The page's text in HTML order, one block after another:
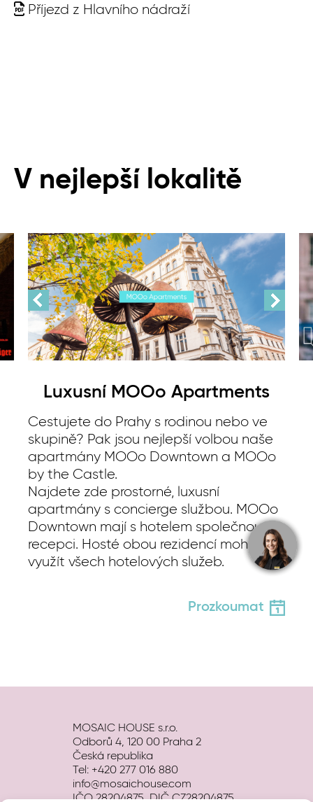
Příjezd z Hlavního nádraží
V nejlepší lokalitě
Luxusní MOOo Apartments
Cestujete do Prahy s rodinou nebo ve
skupině? Pak jsou nejlepší volbou naše
apartmány MOOo Downtown a MOOo
by the Castle.
Najdete zde prostorné, luxusní
apartmány s concierge službou. MOOo
Downtown mají s hotelem společnou
recepci. Hosté obou rezidencí mohou
využít všech hotelových služeb.
Prozkoumat
MOSAIC HOUSE s.r.o.
Odborů 4, 120 00 Praha 2
Česká republika
Tel: +420 277 016 880
info@mosaichouse.com
IČO 28204875, DIČ CZ28204875